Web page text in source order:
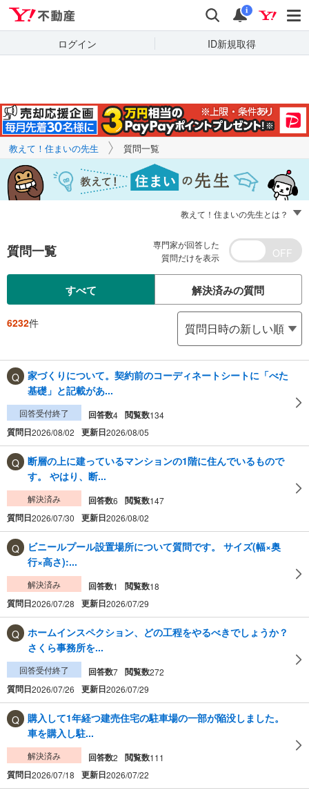
検索 通知
i
ログイン ID新規取得
キーワードで
質問を探す
教えて！住まいの先生 質問一覧
教えて！住まいの先生とは？
質問一覧
専門家が回答した
質問だけを表示
すべて 解決済みの質問
6232件
家づくりについて。契約前のコーディネートシートに「べた
基礎」と記載があ...
回答受付終了 回答数4 閲覧数134
質問日2026/08/02 更新日2026/08/05
断層の上に建っているマンションの1階に住んでいるもので
す。 やはり、断...
解決済み 回答数6 閲覧数147
質問日2026/07/30 更新日2026/08/02
ビニールプール設置場所について質問です。 サイズ(幅×奥
行×高さ):...
解決済み 回答数1 閲覧数18
質問日2026/07/28 更新日2026/07/29
ホームインスペクション、どの工程をやるべきでしょうか？
さくら事務所を...
回答受付終了 回答数7 閲覧数272
質問日2026/07/26 更新日2026/07/29
購入して1年経つ建売住宅の駐車場の一部が陥没しました。
車を購入し駐...
解決済み 回答数2 閲覧数111
質問日2026/07/18 更新日2026/07/22